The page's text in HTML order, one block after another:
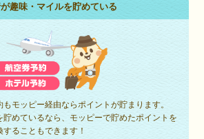
趣味・マイルを貯めている
モッピー経由ならポイントが貯まります。
めているなら、モッピーで貯めたポイントを
ることもできます！